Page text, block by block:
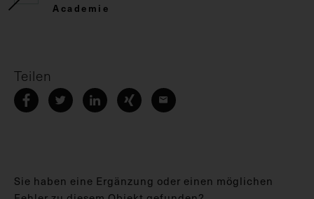
Academie
Teilen
Sie haben eine Ergänzung oder einen möglichen